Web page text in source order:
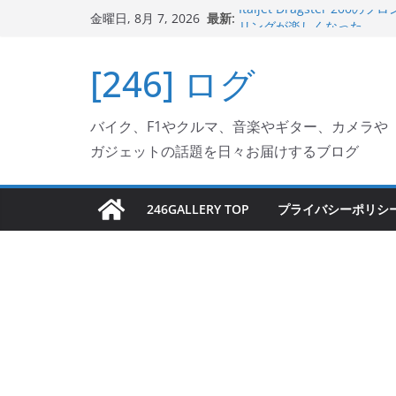
キ
プ
金曜日, 8月 7, 2026 最新: Italjet Dragster 200のフロ
ホルダー付けて、ガラスコ
Jeff Beck 逝去
岩手県奥州市へのふるさと
フェクターが返礼品でもら
[246] ログ
バイク、F1やクルマ、音楽やギター、カメラや
ガジェットの話題を日々お届けするブログ
246GALLERY TOP プライバシーポリシ